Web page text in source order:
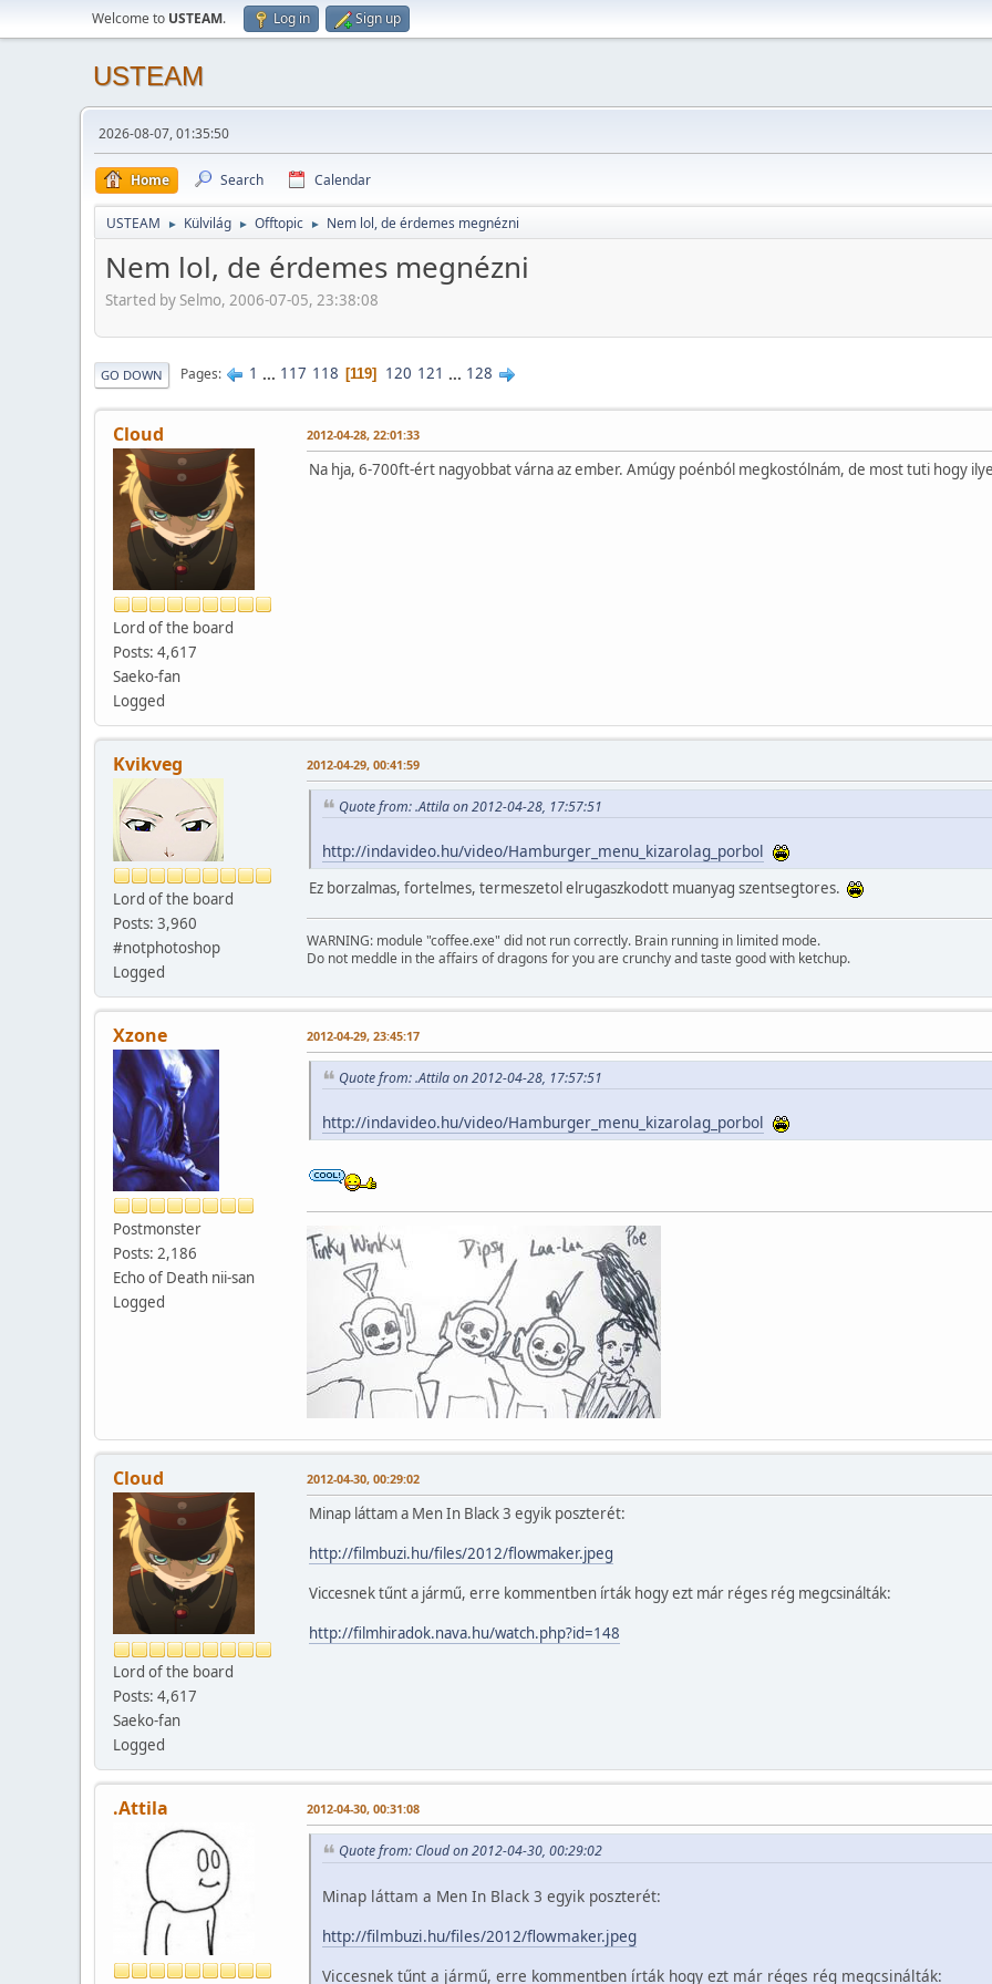
Welcome to USTEAM. Log in Sign up
USTEAM
2026-08-07, 01:35:50
Home Search Calendar
USTEAM ► Külvilág ► Offtopic ► Nem lol, de érdemes megnézni
Nem lol, de érdemes megnézni
Started by Selmo, 2006-07-05, 23:38:08
GO DOWN Pages 1 ... 117 118 119 120 121 ... 128
Cloud
Lord of the board
Posts: 4,617
Saeko-fan
Logged
2012-04-28, 22:01:33
Na hja, 6-700ft-ért nagyobbat várna az ember. Amúgy poénból megkostólnám, de most tuti hogy
Kvikveg
Lord of the board
Posts: 3,960
#notphotoshop
Logged
2012-04-29, 00:41:59
Quote from: .Attila on 2012-04-28, 17:57:51
http://indavideo.hu/video/Hamburger_menu_kizarolag_porbol
Ez borzalmas, fortelmes, termeszetol elrugaszkodott muanyag szentsegtores.
WARNING: module "coffee.exe" did not run correctly. Brain running in limited mode.
Do not meddle in the affairs of dragons for you are crunchy and taste good with ketchup.
Xzone
Postmonster
Posts: 2,186
Echo of Death nii-san
Logged
2012-04-29, 23:45:17
Quote from: .Attila on 2012-04-28, 17:57:51
http://indavideo.hu/video/Hamburger_menu_kizarolag_porbol
Cloud
Lord of the board
Posts: 4,617
Saeko-fan
Logged
2012-04-30, 00:29:02
Minap láttam a Men In Black 3 egyik poszterét:
http://filmbuzi.hu/files/2012/flowmaker.jpeg
Viccesnek tűnt a jármű, erre kommentben írták hogy ezt már réges rég megcsinálták:
http://filmhiradok.nava.hu/watch.php?id=148
.Attila 2012-04-30, 00:31:08
Quote from: Cloud on 2012-04-30, 00:29:02
Minap láttam a Men In Black 3 egyik poszterét:
http://filmbuzi.hu/files/2012/flowmaker.jpeg
Viccesnek tűnt a jármű, erre kommentben írták hogy ezt már réges rég megcsinálták: